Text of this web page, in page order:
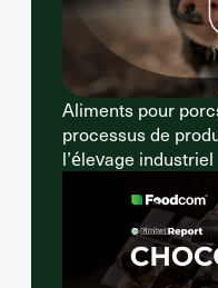
Aliments pour
processus de
l’élevage industriel